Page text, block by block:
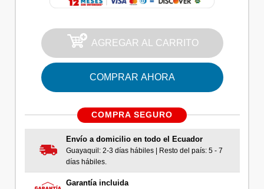
AGREGAR AL CARRITO
COMPRAR AHORA
COMPRA SEGURO
Envío a domicilio en todo el Ecuador
Guayaquil: 2-3 días hábiles | Resto del país: 5 - 7
días hábiles.
Garantía incluida